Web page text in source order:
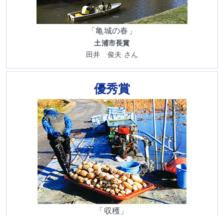
「亀城の春」
土浦市長賞
田井 俊夫 さん
優秀賞
「収穫」